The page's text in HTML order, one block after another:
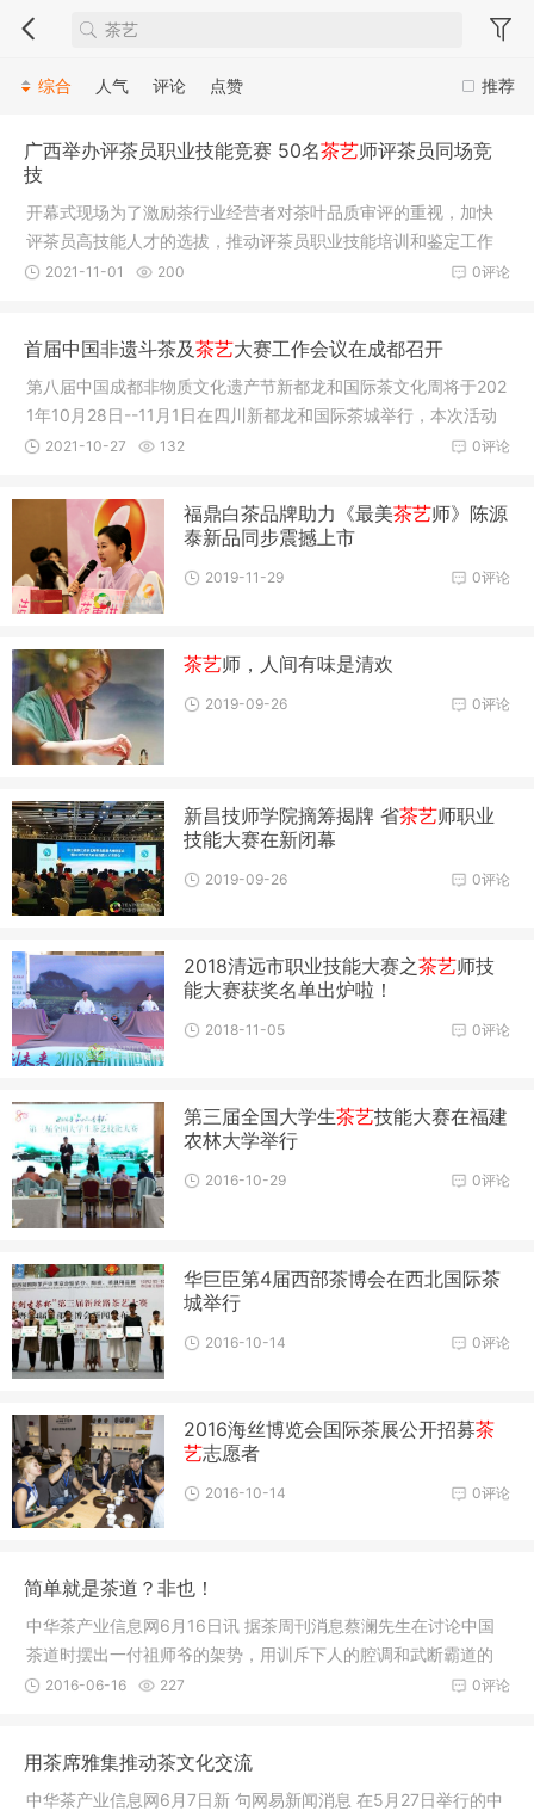
推荐
综合 人气 评论 点赞
广西举办评茶员职业技能竞赛 50名茶艺师评茶员同场竞
技
开幕式现场为了激励茶行业经营者对茶叶品质审评的重视，加快
评茶员高技能人才的选拔，推动评茶员职业技能培训和鉴定工作
的普及和
0评论
2021-11-01 200
首届中国非遗斗茶及茶艺大赛工作会议在成都召开
第八届中国成都非物质文化遗产节新都龙和国际茶文化周将于202
1年10月28日--11月1日在四川新都龙和国际茶城举行，本次活动
由中华
0评论
2021-10-27 132
福鼎白茶品牌助力《最美茶艺师》陈源
泰新品同步震撼上市
0评论
2019-11-29
茶艺师，人间有味是清欢
0评论
2019-09-26
新昌技师学院摘筹揭牌 省茶艺师职业
技能大赛在新闭幕
0评论
2019-09-26
2018清远市职业技能大赛之茶艺师技
能大赛获奖名单出炉啦！
0评论
2018-11-05
第三届全国大学生茶艺技能大赛在福建
农林大学举行
0评论
2016-10-29
华巨臣第4届西部茶博会在西北国际茶
城举行
0评论
2016-10-14
2016海丝博览会国际茶展公开招募茶
艺志愿者
0评论
2016-10-14
简单就是茶道？非也！
中华茶产业信息网6月16日讯 据茶周刊消息蔡澜先生在讨论中国
茶道时摆出一付祖师爷的架势，用训斥下人的腔调和武断霸道的
语言谈茶
0评论
2016-06-16 227
用茶席雅集推动茶文化交流
中华茶产业信息网6月7日新 句网易新闻消息 在5月27日举行的中